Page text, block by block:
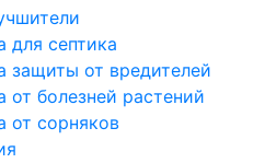
для септика
защиты от вредителей
от болезней растений
от сорняков